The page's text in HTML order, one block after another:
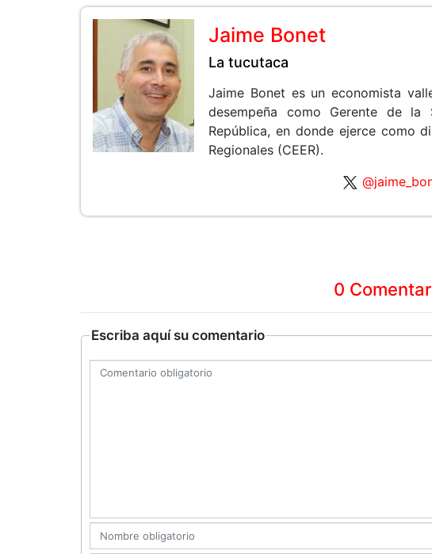
Jaime Bonet
La tucutaca
Jaime Bonet es un economista
desempeña como Gerente de
República, en donde ejerce como
Regionales (CEER).
0
Escriba aquí su comentario